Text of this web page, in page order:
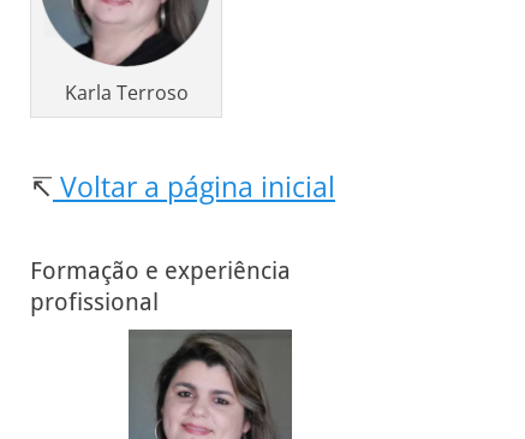
Karla Terroso
↸ Voltar a página inicial
Formação e experiência
profissional